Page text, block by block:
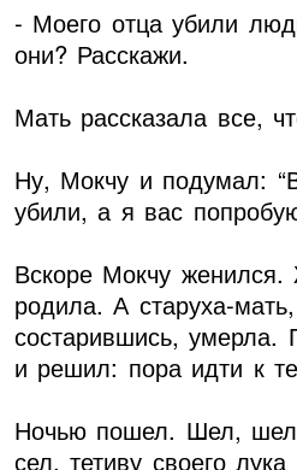
- Моего отца убили
они? Расскажи.
Мать рассказала все,
Ну, Мокчу и подумал:
убили, а я вас
Вскоре Мокчу
родила. А старуха-
состарившись, умерла.
и решил: пора идти к
Ночью пошел. Шел,
сел, тетиву своего